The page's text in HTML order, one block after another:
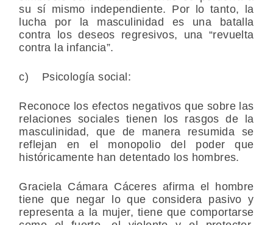
su sí mismo independiente. Por lo tanto, la
lucha por la masculinidad es una batalla
contra los deseos regresivos, una “revuelta
contra la infancia”.
c) Psicología social:
Reconoce los efectos negativos que sobre las
relaciones sociales tienen los rasgos de la
masculinidad, que de manera resumida se
reflejan en el monopolio del poder que
históricamente han detentado los hombres.
Graciela Cámara Cáceres afirma el hombre
tiene que negar lo que considera pasivo y
representa a la mujer, tiene que comportarse